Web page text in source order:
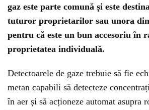
gaz este parte comună și este
tuturor proprietarilor sau unora
pentru că este un bun accesoriu în
proprietatea individuală.
Detectoarele de gaze trebuie să fie
metan capabili să detecteze
în aer și să acționeze automat asupra